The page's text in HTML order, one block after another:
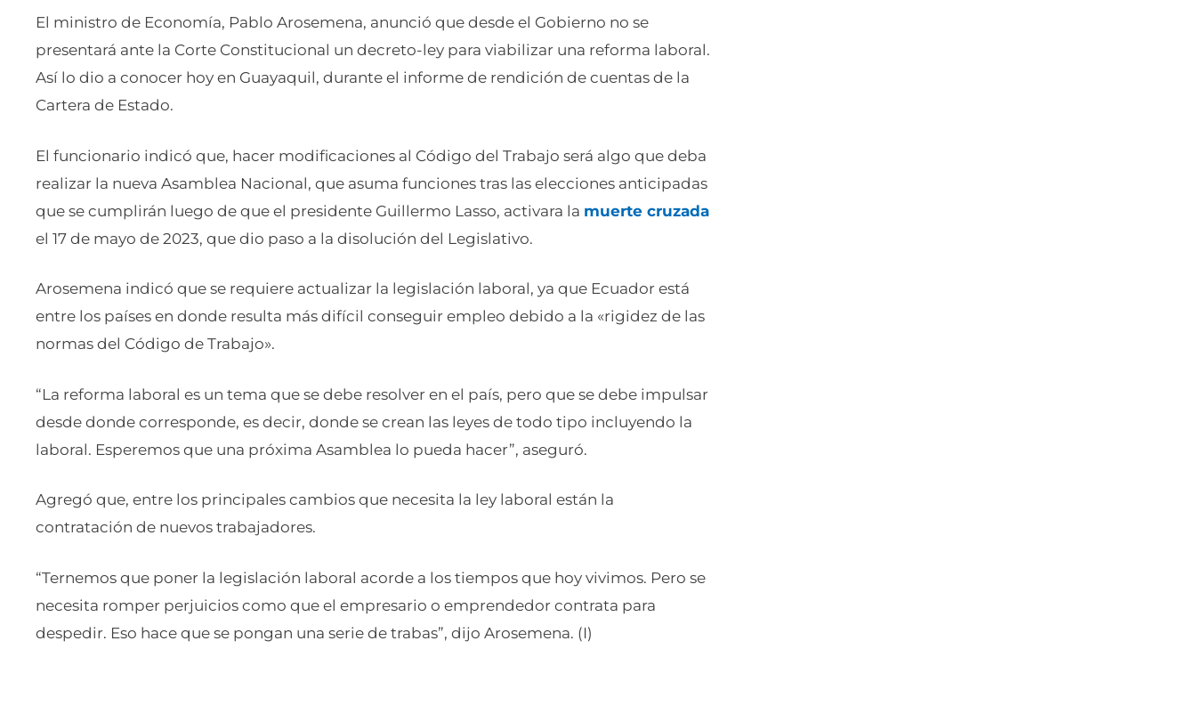
El ministro de Economía, Pablo Arosemena, anunció que desde el Gobierno no se
presentará ante la Corte Constitucional un decreto-ley para viabilizar una reforma laboral.
Así lo dio a conocer hoy en Guayaquil, durante el informe de rendición de cuentas de la
Cartera de Estado.
El funcionario indicó que, hacer modificaciones al Código del Trabajo será algo que deba
realizar la nueva Asamblea Nacional, que asuma funciones tras las elecciones anticipadas
que se cumplirán luego de que el presidente Guillermo Lasso, activara la muerte cruzada
el 17 de mayo de 2023, que dio paso a la disolución del Legislativo.
Arosemena indicó que se requiere actualizar la legislación laboral, ya que Ecuador está
entre los países en donde resulta más difícil conseguir empleo debido a la «rigidez de las
normas del Código de Trabajo».
“La reforma laboral es un tema que se debe resolver en el país, pero que se debe impulsar
desde donde corresponde, es decir, donde se crean las leyes de todo tipo incluyendo la
laboral. Esperemos que una próxima Asamblea lo pueda hacer”, aseguró.
Agregó que, entre los principales cambios que necesita la ley laboral están la
contratación de nuevos trabajadores.
“Ternemos que poner la legislación laboral acorde a los tiempos que hoy vivimos. Pero se
necesita romper perjuicios como que el empresario o emprendedor contrata para
despedir. Eso hace que se pongan una serie de trabas”, dijo Arosemena. (I)